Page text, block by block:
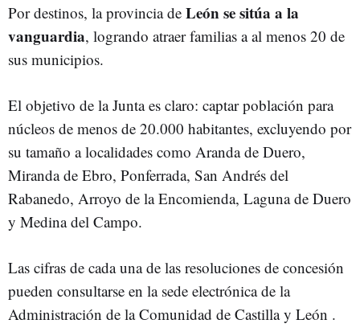
Por destinos, la provincia de León se sitúa a la
vanguardia, logrando atraer familias a al menos 20 de
sus municipios.
El objetivo de la Junta es claro: captar población para
núcleos de menos de 20.000 habitantes, excluyendo por
su tamaño a localidades como Aranda de Duero,
Miranda de Ebro, Ponferrada, San Andrés del
Rabanedo, Arroyo de la Encomienda, Laguna de Duero
y Medina del Campo.
Las cifras de cada una de las resoluciones de concesión
pueden consultarse en la sede electrónica de la
Administración de la Comunidad de Castilla y León .